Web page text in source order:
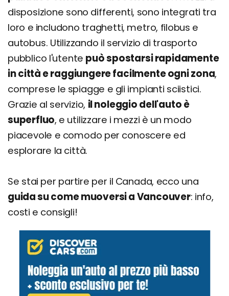
disposizione sono differenti, sono integrati tra
loro e includono traghetti, metro, filobus e
autobus. Utilizzando il servizio di trasporto
pubblico l'utente può spostarsi rapidamente
in città e raggiungere facilmente ogni zona,
comprese le spiagge e gli impianti sciistici.
Grazie al servizio, il noleggio dell'auto è
superfluo, e utilizzare i mezzi è un modo
piacevole e comodo per conoscere ed
esplorare la città.
Se stai per partire per il Canada, ecco una
guida su come muoversi a Vancouver: info,
costi e consigli!